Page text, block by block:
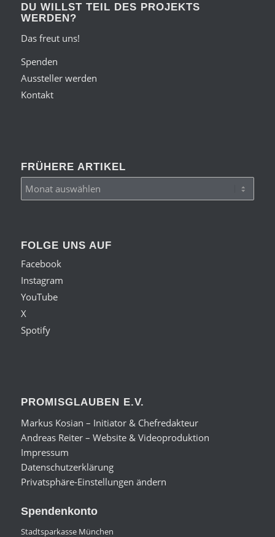
DU WILLST TEIL DES PROJEKTS
WERDEN?
Das freut uns!
Spenden
Aussteller werden
Kontakt
FRÜHERE ARTIKEL
FOLGE UNS AUF
Facebook
Instagram
YouTube
X
Spotify
PROMISGLAUBEN E.V.
Markus Kosian – Initiator & Chefredakteur
Andreas Reiter – Website & Videoproduktion
Impressum
Datenschutzerklärung
Privatsphäre-Einstellungen ändern
Spendenkonto
Stadtsparkasse München